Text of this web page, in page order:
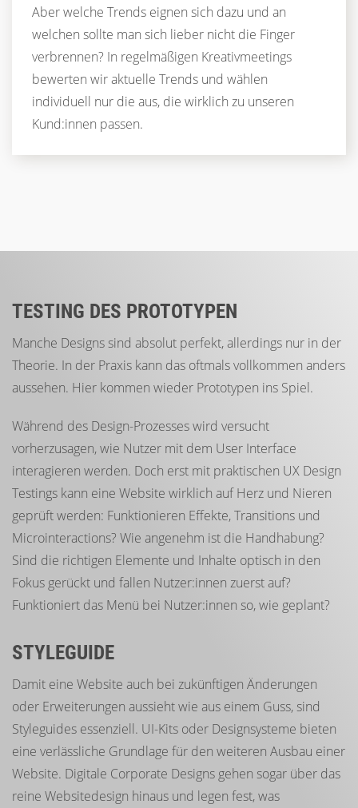
Aber welche Trends eignen sich dazu und an
welchen sollte man sich lieber nicht die Finger
verbrennen? In regelmäßigen Kreativmeetings
bewerten wir aktuelle Trends und wählen
individuell nur die aus, die wirklich zu unseren
Kund:innen passen.
TESTING DES PROTOTYPEN
Manche Designs sind absolut perfekt, allerdings nur in der
Theorie. In der Praxis kann das oftmals vollkommen anders
aussehen. Hier kommen wieder Prototypen ins Spiel.
Während des Design-Prozesses wird versucht
vorherzusagen, wie Nutzer mit dem User Interface
interagieren werden. Doch erst mit praktischen UX Design
Testings kann eine Website wirklich auf Herz und Nieren
geprüft werden: Funktionieren Effekte, Transitions und
Microinteractions? Wie angenehm ist die Handhabung?
Sind die richtigen Elemente und Inhalte optisch in den
Fokus gerückt und fallen Nutzer:innen zuerst auf?
Funktioniert das Menü bei Nutzer:innen so, wie geplant?
STYLEGUIDE
Damit eine Website auch bei zukünftigen Änderungen
oder Erweiterungen aussieht wie aus einem Guss, sind
Styleguides essenziell. UI-Kits oder Designsysteme bieten
eine verlässliche Grundlage für den weiteren Ausbau einer
Website. Digitale Corporate Designs gehen sogar über das
reine Websitedesign hinaus und legen fest, was